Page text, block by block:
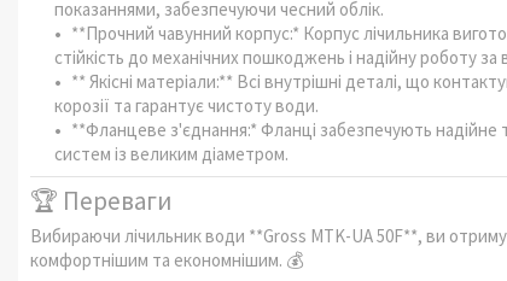
показаннями, забезпечуючи чесний облік.
**Прочний чавунний корпус:* Корпус лічильника
стійкість до механічних пошкоджень і надійну роботу
** Якісні матеріали:** Всі внутрішні деталі, що
корозії та гарантує чистоту води.
**Фланцеве з'єднання:* Фланці забезпечують
систем із великим діаметром.
🏆 Переваги
Вибираючи лічильник води **Gross MTK-UA 50F**, ви
комфортнішим та економнішим. 💰